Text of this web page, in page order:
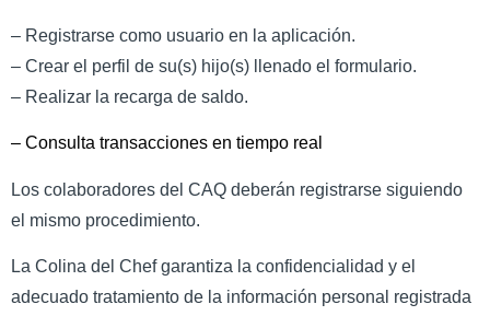
– Registrarse como usuario en la aplicación.
– Crear el perfil de su(s) hijo(s) llenado el formulario.
– Realizar la recarga de saldo.
– Consulta transacciones en tiempo real
Los colaboradores del CAQ deberán registrarse siguiendo
el mismo procedimiento.
La Colina del Chef garantiza la confidencialidad y el
adecuado tratamiento de la información personal registrada